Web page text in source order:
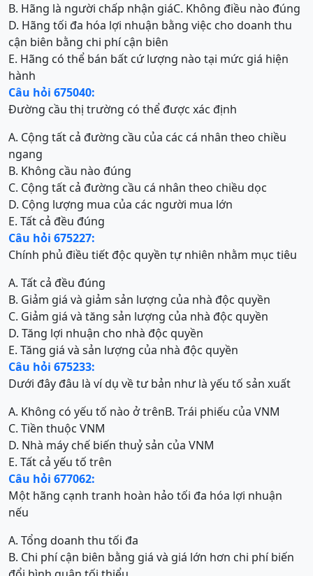
B. Hãng là người chấp nhận giáC. Không điều nào đúng
D. Hãng tối đa hóa lợi nhuận bằng việc cho doanh thu
cận biên bằng chi phí cận biên
E. Hãng có thể bán bất cứ lượng nào tại mức giá hiện
hành
Câu hỏi 675040:
Đường cầu thị trường có thể được xác định
A. Cộng tất cả đường cầu của các cá nhân theo chiều
ngang
B. Không cầu nào đúng
C. Cộng tất cả đường cầu cá nhân theo chiều dọc
D. Cộng lượng mua của các người mua lớn
E. Tất cả đều đúng
Câu hỏi 675227:
Chính phủ điều tiết độc quyền tự nhiên nhằm mục tiêu
A. Tất cả đều đúng
B. Giảm giá và giảm sản lượng của nhà độc quyền
C. Giảm giá và tăng sản lượng của nhà độc quyền
D. Tăng lợi nhuận cho nhà độc quyền
E. Tăng giá và sản lượng của nhà độc quyền
Câu hỏi 675233:
Dưới đây đâu là ví dụ về tư bản như là yếu tố sản xuất
A. Không có yếu tố nào ở trênB. Trái phiếu của VNM
C. Tiền thuộc VNM
D. Nhà máy chế biến thuỷ sản của VNM
E. Tất cả yếu tố trên
Câu hỏi 677062:
Một hãng cạnh tranh hoàn hảo tối đa hóa lợi nhuận
nếu
A. Tổng doanh thu tối đa
B. Chi phí cận biên bằng giá và giá lớn hơn chi phí biến